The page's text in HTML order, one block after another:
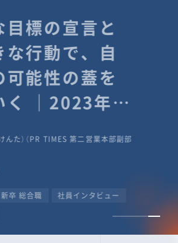
目標の宣言と
な行動で、自
可能性の蓋を
く ｜2023年度
ー #PR
人たち
けんた）（PR TIMES 第二営業本部副部
新卒 総合職
社員インタビュー